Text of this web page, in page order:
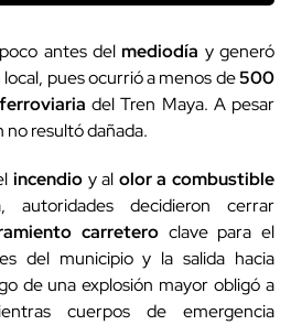
antes delmediodía y generó
pues ocurrió a menos de500
del Tren Maya. A pesar
no resultó dañada.
incendio y al olor a combustible
decidieron cerrar
carretero clave para el
del municipio y la salida hacia
de una explosión mayor obligó a
cuerpos de emergencia